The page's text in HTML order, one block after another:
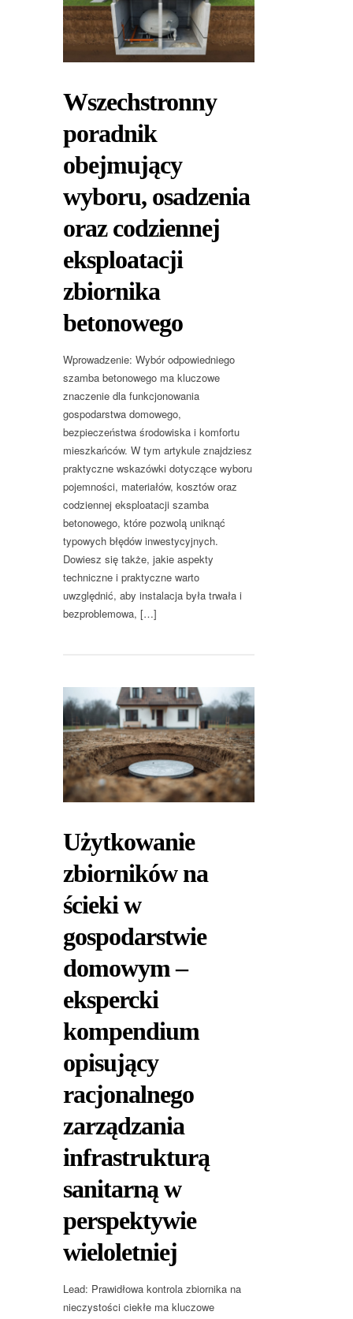
Wszechstronny
poradnik
obejmujący
wyboru, osadzenia
oraz codziennej
eksploatacji
zbiornika
betonowego
Wprowadzenie: Wybór odpowiedniego
szamba betonowego ma kluczowe
znaczenie dla funkcjonowania
gospodarstwa domowego,
bezpieczeństwa środowiska i komfortu
mieszkańców. W tym artykule znajdziesz
praktyczne wskazówki dotyczące wyboru
pojemności, materiałów, kosztów oraz
codziennej eksploatacji szamba
betonowego, które pozwolą uniknąć
typowych błędów inwestycyjnych.
Dowiesz się także, jakie aspekty
techniczne i praktyczne warto
uwzględnić, aby instalacja była trwała i
bezproblemowa, […]
Użytkowanie
zbiorników na
ścieki w
gospodarstwie
domowym –
ekspercki
kompendium
opisujący
racjonalnego
zarządzania
infrastrukturą
sanitarną w
perspektywie
wieloletniej
Lead: Prawidłowa kontrola zbiornika na
nieczystości ciekłe ma kluczowe